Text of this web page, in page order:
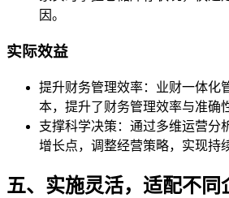
因。
实际效益
提升财务管理效率：业财一体化
本，提升了财务管理效率与准确
支撑科学决策：通过多维运营分
增长点，调整经营策略，实现持
五、实施灵活，适配不同